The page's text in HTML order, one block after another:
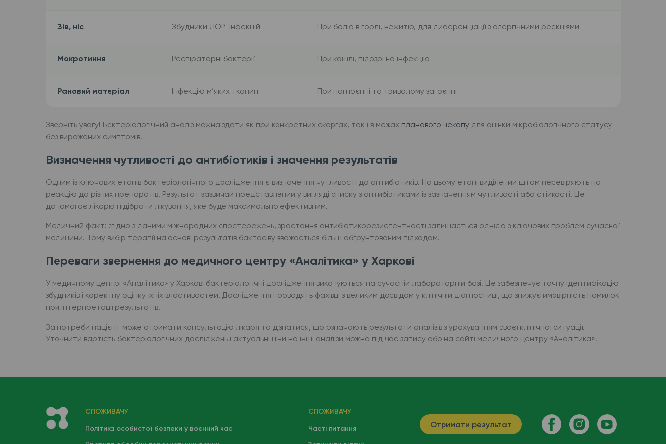
Зів, ніс Збудники ЛОР-інфекцій При болю в горлі, нежитю, для диференціації з алергічними реакціями
Мокротиння Респіраторні бактерії При кашлі, підозрі на інфекцію
Рановий матеріал Інфекцію м’яких тканин При нагноєнні та тривалому загоєнні
Зверніть увагу! Бактеріологічний аналіз можна здати як при конкретних скаргах, так і в межах планового чекапудля оцінки мікробіологічного статусу
без виражених симптомів.
Визначення чутливості до антибіотиків і значення результатів
Одним із ключових етапів бактеріологічного дослідження є визначення чутливості до антибіотиків. На цьому етапі виділений штам перевіряють на
реакцію до різних препаратів. Результат зазвичай представлений у вигляді списку з антибіотиками із зазначенням чутливості або стійкості. Це
допомагає лікарю підібрати лікування, яке буде максимально ефективним.
Медичний факт: згідно з даними міжнародних спостережень, зростання антибіотикорезистентності залишається однією з ключових проблем сучасної
медицини. Тому вибір терапії на основі результатів бакпосіву вважається більш обґрунтованим підходом.
Переваги звернення до медичного центру «Аналітика» у Харкові
У медичному центрі «Аналітика» у Харкові бактеріологічні дослідження виконуються на сучасній лабораторній базі. Це забезпечує точну ідентифікацію
збудників і коректну оцінку їхніх властивостей. Дослідження проводять фахівці з великим досвідом у клінічній діагностиці, що знижує ймовірність помилок
при інтерпретації результатів.
За потреби пацієнт може отримати консультацію лікаря та дізнатися, що означають результати аналізів з урахуванням своєї клінічної ситуації.
Уточнити вартість бактеріологічних досліджень і актуальні ціни на інші аналізи можна під час запису або на сайті медичного центру «Аналітика».
СПОЖИВАЧУ
СПОЖИВАЧУ
Політика особистої безпеки у воєнний час
Часті питання
Отримати результат